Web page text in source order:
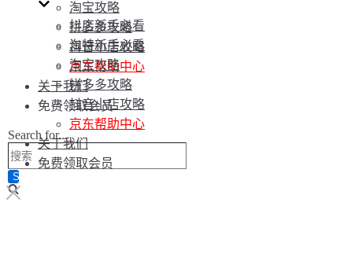
淘宝攻略
拼多多攻略
抖音小店攻略
京东帮助中心
关于我们
免费领取会员
Search for...
抖店新手必看
淘特新手必看
淘宝攻略
拼多多攻略
抖音小店攻略
京东帮助中心
关于我们
免费领取会员